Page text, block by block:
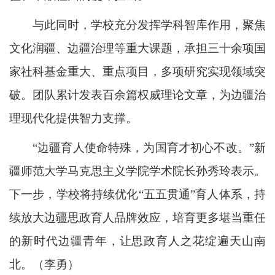
与此同时，学校充分发挥学科智库作用，聚焦
文化润疆、边疆治理等重大课题，承担三十余项国
家社科基金重大、重点项目，多项研究实现领域突
破。团队累计发表百余篇权威理论文章，为边疆治
理现代化提供智力支撑。
“边疆育人使命特殊，为国育才初心不改。”新
疆师范大学马克思主义学院学术院长孙秀玲表示。
下一步，学校将持续优化“五五贯通”育人体系，持
续放大边疆思政育人品牌效应，培育更多堪当重任
的新时代边疆青年，让思政育人之花绽遍天山南
北。（李勇）